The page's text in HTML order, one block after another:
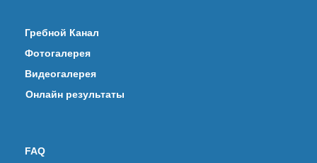
Гребной Канал
Фотогалерея
Видеогалерея
Онлайн результаты
FAQ